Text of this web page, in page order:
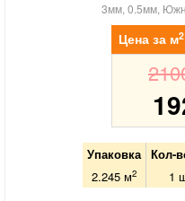
3мм, 0.5мм,
Цена за м2
Упаковка Кол-
2.245 м2 1